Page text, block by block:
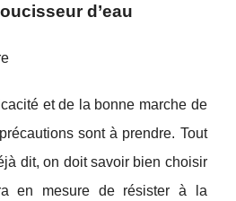
d’eau
et de la bonne marche de
sont à prendre. Tout
dit, on doit savoir bien choisir
en mesure de résister à la